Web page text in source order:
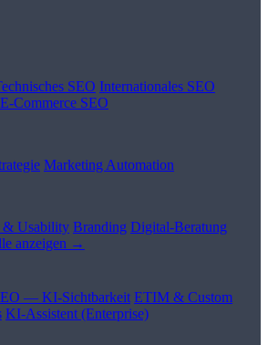
SEO Internationales SEO
E-Commerce SEO
Marketing Automation
Usability Branding Digital-Beratung
anzeigen →
— KI-Sichtbarkeit ETIM & Custom
KI-Assistent (Enterprise)